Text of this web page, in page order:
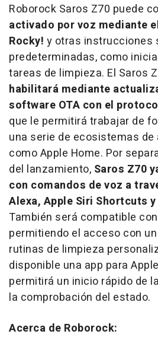
Roborock Saros Z70 puede
activado por voz mediante
Rocky! y otras instrucciones
predeterminadas, como
tareas de limpieza. El Saros
habilitará mediante
software OTA con el
que le permitirá trabajar de
una serie de ecosistemas
como Apple Home. Por
del lanzamiento, Saros Z70
con comandos de voz a
Alexa, Apple Siri Shortcuts
También será compatible
permitiendo el acceso con
rutinas de limpieza
disponible una app para
permitirá un inicio rápido de
la comprobación del estado.
Acerca de Roborock: